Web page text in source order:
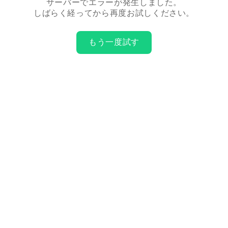
サーバーでエラーが発生しました。
しばらく経ってから再度お試しください。
もう一度試す